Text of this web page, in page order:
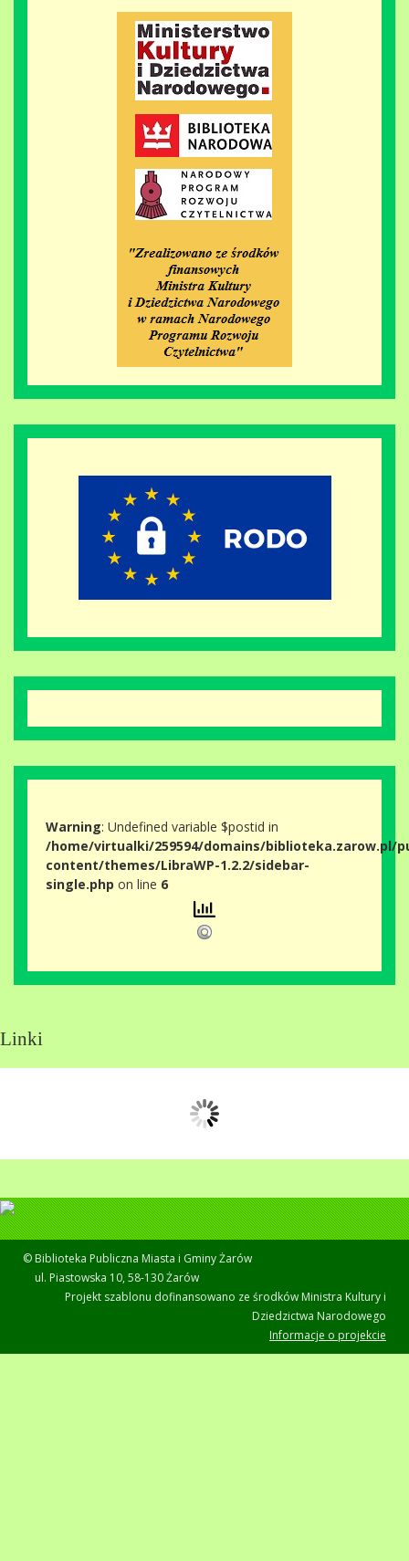
Warning: Undefined variable $postid in
/home/virtualki/259594/domains/biblioteka.zarow.pl/
content/themes/LibraWP-1.2.2/sidebar-
single.php on line 6
Linki
© Biblioteka Publiczna Miasta i Gminy Żarów
ul. Piastowska 10, 58-130 Żarów
Projekt szablonu dofinansowano ze środków Ministra Kultury i
Dziedzictwa Narodowego
Informacje o projekcie